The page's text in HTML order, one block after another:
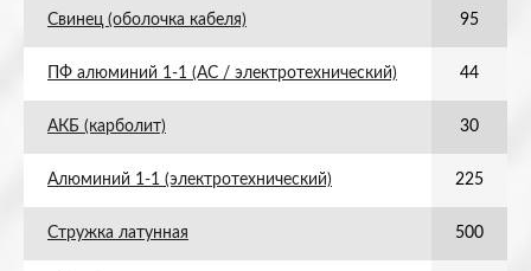
Свинец (оболочка кабеля) 95
ПФ алюминий 1-1 (АС / электротехнический) 44
АКБ (карболит) 30
Алюминий 1-1 (электротехнический) 225
Стружка латунная 500